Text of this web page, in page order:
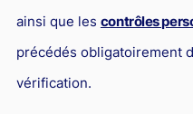
ainsi que les contrôles
précédés obligatoirement
vérification.